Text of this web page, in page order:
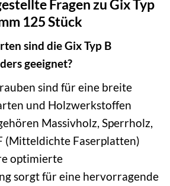
Fragen zu Gix Typ
125 Stück
sind die Gix Typ B
geeignet?
sind für eine breite
und Holzwerkstoffen
Massivholz, Sperrholz,
(Mitteldichte Faserplatten)
optimierte
sorgt für eine hervorragende